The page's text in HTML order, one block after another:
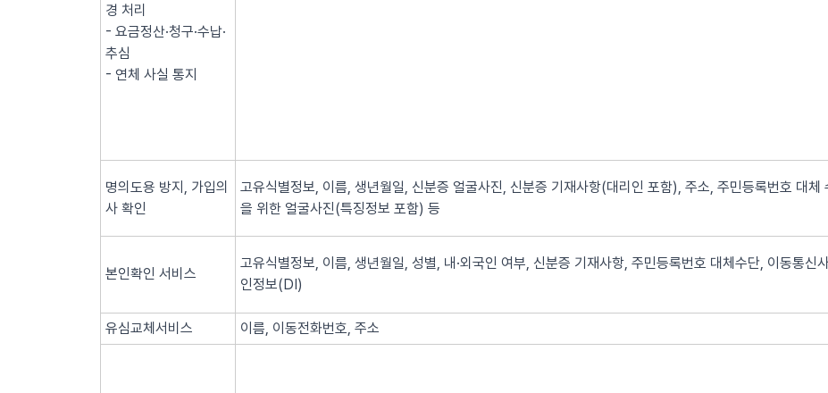
경 처리
- 요금정산·청구·수납·
추심
- 연체 사실 통지
명의도용 방지, 가입의
사 확인
고유식별정보, 이름, 생년월일, 신분증 얼굴사진, 신분증 기재사항(대리인 포함), 주소, 주민등록번호 대체
을 위한 얼굴사진(특징정보 포함) 등
본인확인 서비스
고유식별정보, 이름, 생년월일, 성별, 내·외국인 여부, 신분증 기재사항, 주민등록번호 대체수단, 이동통신
인정보(DI)
유심교체서비스 이름, 이동전화번호, 주소